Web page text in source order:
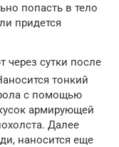
попасть в тело
придется
через сутки после
тонкий
с помощью
армирующей
Далее
наносится еще